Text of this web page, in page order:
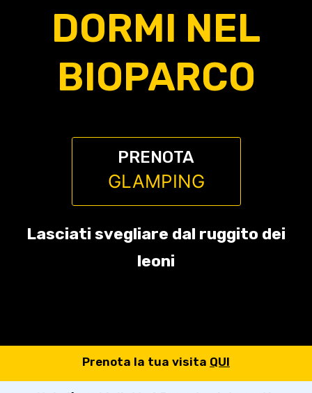
DORMI NEL
BIOPARCO
PRENOTA
GLAMPING
Lasciati svegliare dal ruggito dei
leoni
Prenota la tua visita QUI